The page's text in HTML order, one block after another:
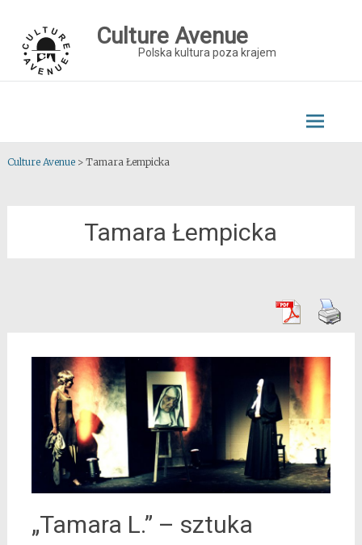
content
Culture Avenue
Polska kultura poza krajem
Culture Avenue> Tamara Łempicka
Tamara Łempicka
„Tamara L.” – sztuka